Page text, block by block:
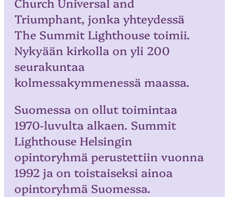
Triumphant, jonka yhteydessä
The Summit Lighthouse toimii.
Nykyään kirkolla on yli 200
seurakuntaa
kolmessakymmenessä maassa.
Suomessa on ollut toimintaa
1970-luvulta alkaen. Summit
Lighthouse Helsingin
opintoryhmä perustettiin vuonna
1992 ja on toistaiseksi ainoa
opintoryhmä Suomessa.